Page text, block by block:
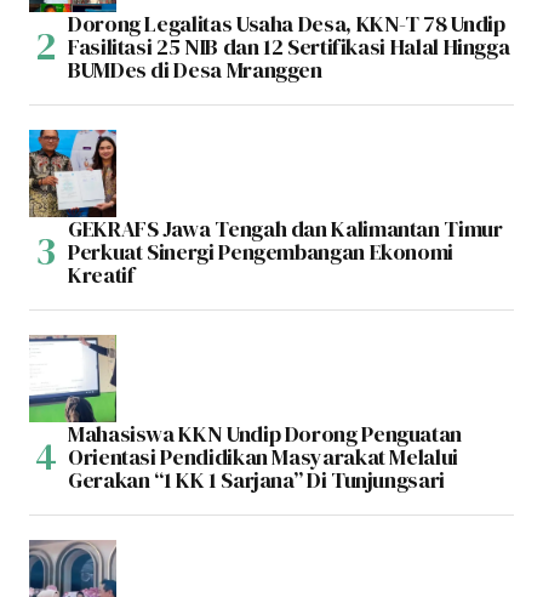
Dorong Legalitas Usaha Desa, KKN-T 78 Undip
Fasilitasi 25 NIB dan 12 Sertifikasi Halal Hingga
BUMDes di Desa Mranggen
GEKRAFS Jawa Tengah dan Kalimantan Timur
Perkuat Sinergi Pengembangan Ekonomi
Kreatif
Mahasiswa KKN Undip Dorong Penguatan
Orientasi Pendidikan Masyarakat Melalui
Gerakan “1 KK 1 Sarjana” Di Tunjungsari